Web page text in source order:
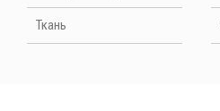
Ткань